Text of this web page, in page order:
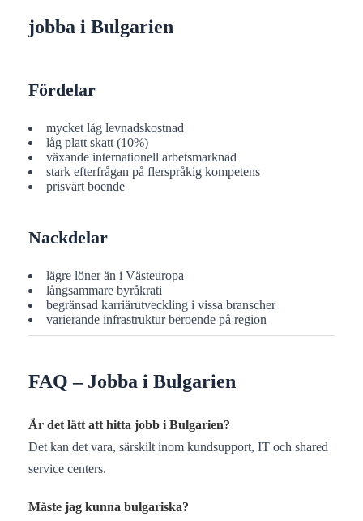
jobba i Bulgarien
Fördelar
mycket låg levnadskostnad
låg platt skatt (10%)
växande internationell arbetsmarknad
stark efterfrågan på flerspråkig kompetens
prisvärt boende
Nackdelar
lägre löner än i Västeuropa
långsammare byråkrati
begränsad karriärutveckling i vissa branscher
varierande infrastruktur beroende på region
FAQ – Jobba i Bulgarien
Är det lätt att hitta jobb i Bulgarien?
Det kan det vara, särskilt inom kundsupport, IT och shared
service centers.
Måste jag kunna bulgariska?